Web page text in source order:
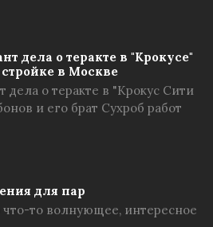
дела о теракте в "Крокусе"
в Москве
о теракте в "Крокус Сити
и его брат Сухроб работ
для пар
что-то волнующее, интересное